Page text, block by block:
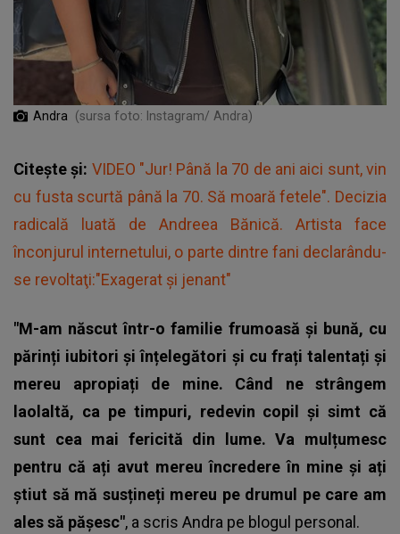
Andra (sursa foto: Instagram/ Andra)
Citește și: VIDEO "Jur! Până la 70 de ani aici sunt, vin
cu fusta scurtă până la 70. Să moară fetele". Decizia
radicală luată de Andreea Bănică. Artista face
înconjurul internetului, o parte dintre fani declarându-
se revoltaţi:"Exagerat și jenant"
"M-am născut într-o familie frumoasă și bună, cu
părinți iubitori și înțelegători și cu frați talentați și
mereu apropiați de mine. Când ne strângem
laolaltă, ca pe timpuri, redevin copil și simt că
sunt cea mai fericită din lume. Va mulțumesc
pentru că ați avut mereu încredere în mine și ați
știut să mă susțineți mereu pe drumul pe care am
ales să pășesc", a scris Andra pe blogul personal.